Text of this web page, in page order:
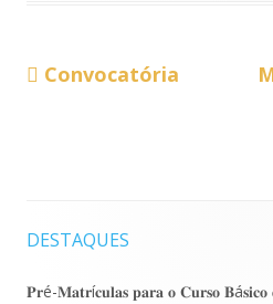
Navegação
Conteúdo
Convocatória
Barra
lateral
DESTAQUES
𝐏𝐫é-𝐌𝐚𝐭𝐫í𝐜𝐮𝐥𝐚𝐬 𝐩𝐚𝐫𝐚 𝐨 𝐂𝐮𝐫𝐬𝐨